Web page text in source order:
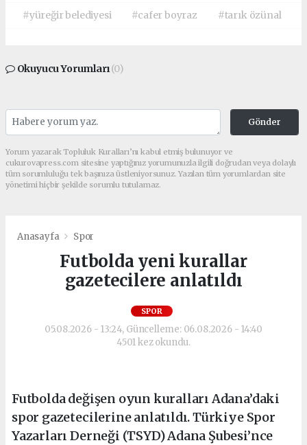
#yüreğir belediyesi #cafer boyraz #tarık özünal
Okuyucu Yorumları(0)
Gönder
Yorum yazarak Topluluk Kuralları’nı kabul etmiş bulunuyor ve
cukurovapress.com sitesine yaptığınız yorumunuzla ilgili doğrudan veya dolaylı
tüm sorumluluğu tek başınıza üstleniyorsunuz. Yazılan tüm yorumlardan site
yönetimi hiçbir şekilde sorumlu tutulamaz.
Anasayfa Spor
Futbolda yeni kurallar
gazetecilere anlatıldı
SPOR
05.08.2026 - 13:24, Güncelleme: 06.08.2026 - 14:40
4501 kez okundu.
Futbolda değişen oyun kuralları Adana’daki
spor gazetecilerine anlatıldı. Türkiye Spor
Yazarları Derneği (TSYD) Adana Şubesi’nce